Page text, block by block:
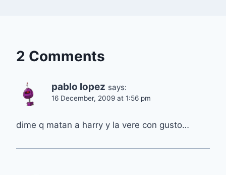
2 Comments
pablo lopez says:
16 December, 2009 at 1:56 pm
dime q matan a harry y la vere con gusto…